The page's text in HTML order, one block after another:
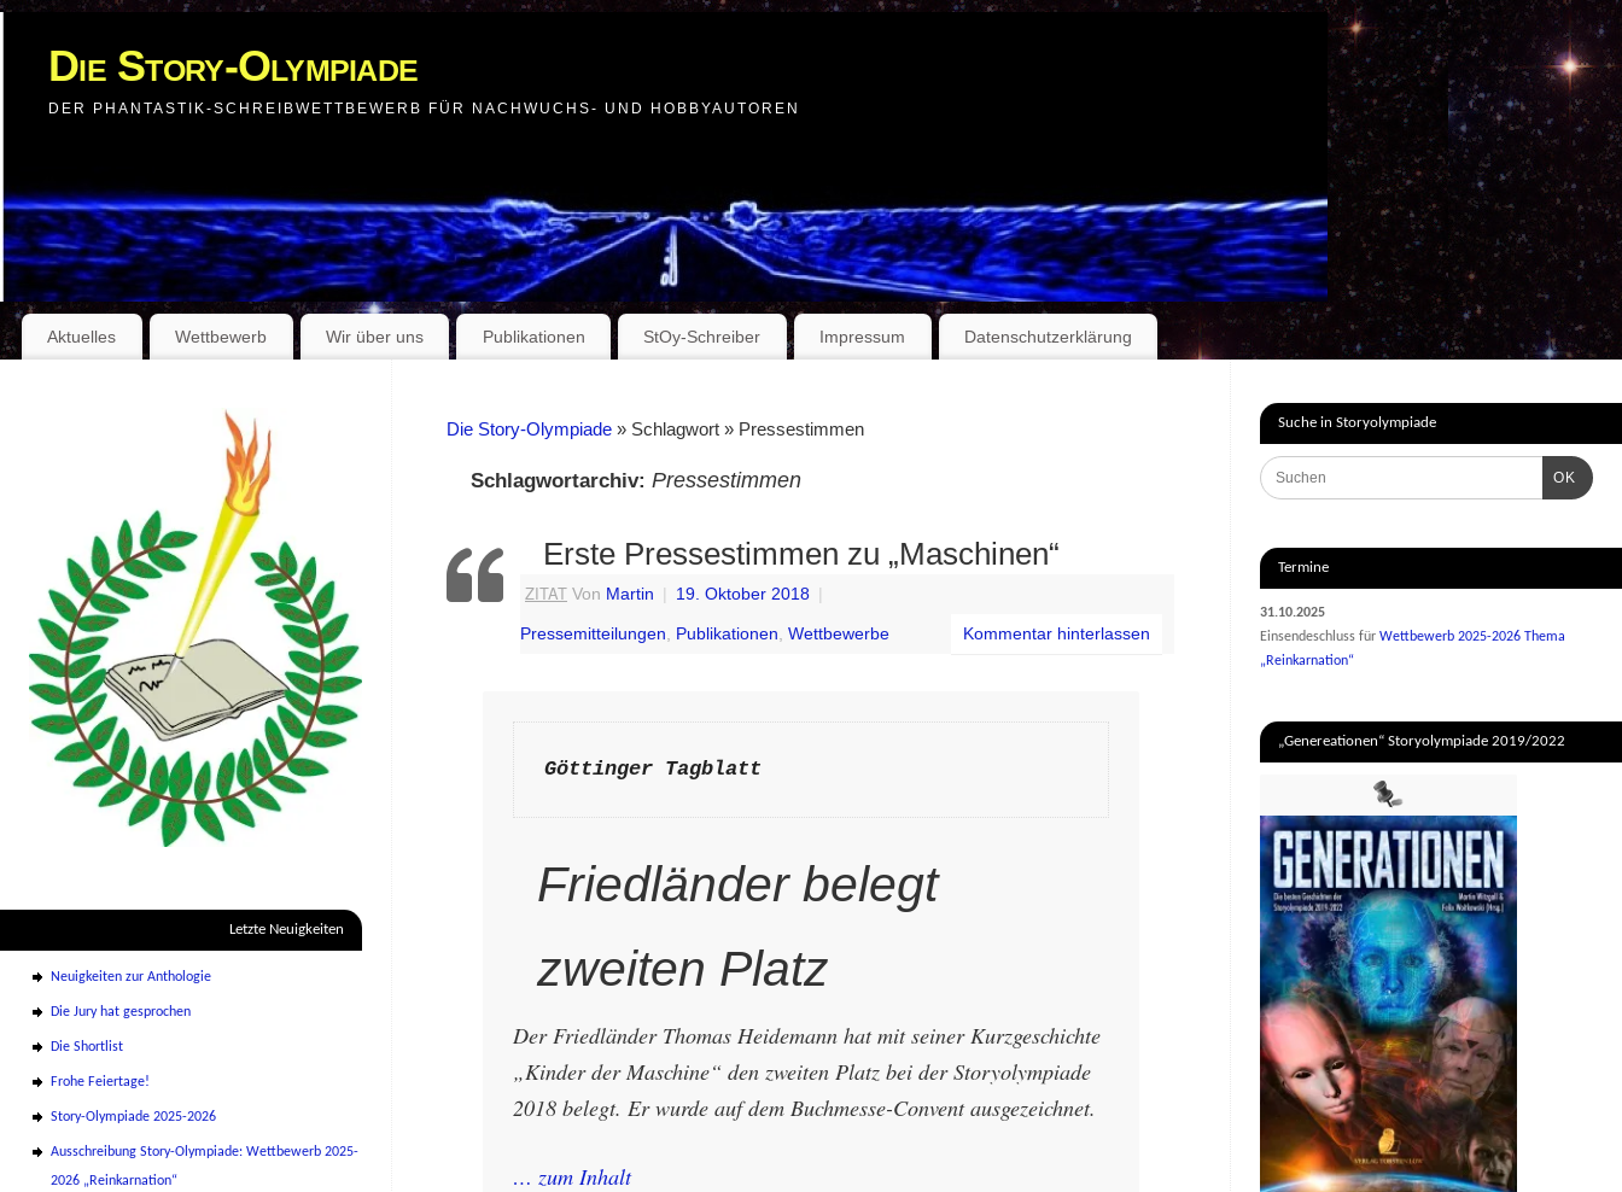
Die Story-Olympiade
DER PHANTASTIK-SCHREIBWETTBEWERB FÜR NACHWUCHS- UND HOBBYAUTOREN
Aktuelles Wettbewerb Wir über uns Publikationen StOy-Schreiber Impressum Datenschutzerklärung
Die Story-Olympiade » Schlagwort » Pressestimmen
Schlagwortarchiv: Pressestimmen
Erste Pressestimmen zu „Maschinen“
ZITAT Von Martin 19. Oktober 2018
Pressemitteilungen, Publikationen, Wettbewerbe Kommentar hinterlassen
Göttinger Tagblatt
Friedländer belegt
zweiten Platz
Der Friedländer Thomas Heidemann hat mit seiner Kurzgeschichte
„Kinder der Maschine“ den zweiten Platz bei der Storyolympiade
2018 belegt. Er wurde auf dem Buchmesse-Convent ausgezeichnet.
… zum Inhalt
Letzte Neuigkeiten
Neuigkeiten zur Anthologie
Die Jury hat gesprochen
Die Shortlist
Frohe Feiertage!
Story-Olympiade 2025-2026
Ausschreibung Story-Olympiade: Wettbewerb 2025-
2026 „Reinkarnation“
Suche in Storyolympiade
OK
Termine
31.10.2025
Einsendeschluss für Wettbewerb 2025-2026 Thema
„Reinkarnation“
„Genereationen“ Storyolympiade 2019/2022